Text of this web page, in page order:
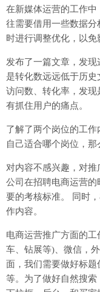
在新媒体运营的工作
往需要借用一些数据分
时进行调整优化，以免
发布了一篇文章，发
是转化数远远低于历
访问数、转化率，发
有抓住用户的痛点。
了解了两个岗位的工
自己适合哪个岗位，
对内容不感兴趣，对
公司在招聘电商运营
要的考核标准。 同时
作内容。
电商运营推广方面的
车、钻展等)、微信，
面，我们需要做好标
等。为了做好自然搜